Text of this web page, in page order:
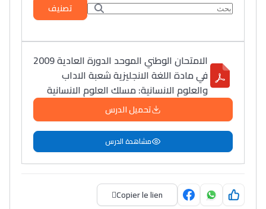
تصنيف
الامتحان الوطني الموحد الدورة العادية 2009
في مادة اللغة الانجليزية شعبة الاداب
والعلوم الانسانية: مسلك العلوم الانسانية
تحميل الدرس
مشاهدة الدرس
Copier le lien